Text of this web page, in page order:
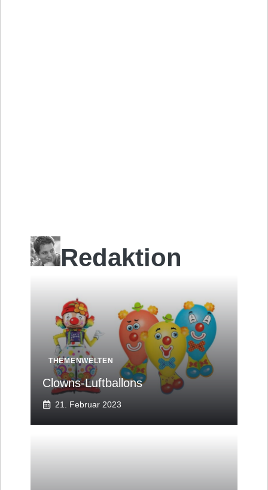
Redaktion
THEMENWELTEN
Clowns-Luftballons
21. Februar 2023